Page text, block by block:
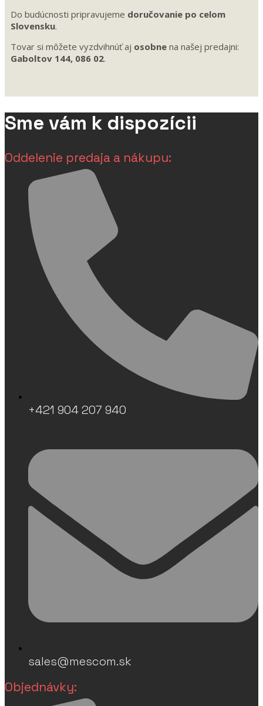
Do budúcnosti pripravujeme doručovanie po celom
Slovensku.
Tovar si môžete vyzdvihnúť aj osobne na našej predajni:
Gaboltov 144, 086 02.
Sme vám k dispozícii
Oddelenie predaja a nákupu:
+421 904 207 940
sales@mescom.sk
Objednávky: